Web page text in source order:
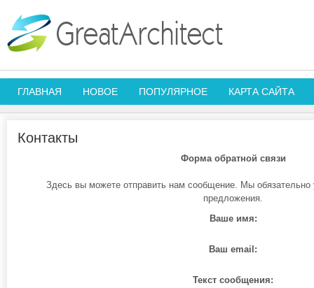
ГЛАВНАЯ НОВОЕ ПОПУЛЯРНОЕ КАРТА САЙТА
Контакты
Форма обратной связи
Здесь вы можете отправить нам сообщение. Мы
предложения.
Ваше имя:
Ваш email:
Текст сообщения: